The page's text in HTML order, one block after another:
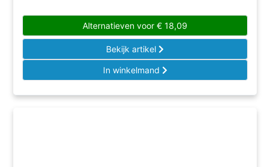
Alternatieven voor € 18,09
Bekijk artikel
In winkelmand